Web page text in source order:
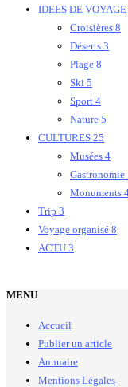
IDEES DE VOYAGE
Croisières 8
Déserts 3
Plage 8
Ski 5
Sport 4
Nature 5
CULTURES 25
Musées 4
Gastronomie
Monuments
Trip 3
Voyage organisé 8
ACTU 3
MENU
Accueil
Publier un article
Annuaire
Mentions Légales